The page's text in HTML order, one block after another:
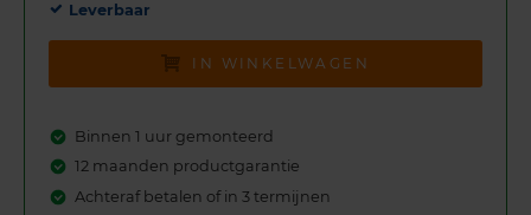
Leverbaar
IN WINKELWAGEN
Binnen 1 uur gemonteerd
12 maanden productgarantie
Achteraf betalen of in 3 termijnen